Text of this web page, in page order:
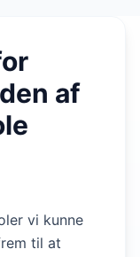
af
vi kunne
til at